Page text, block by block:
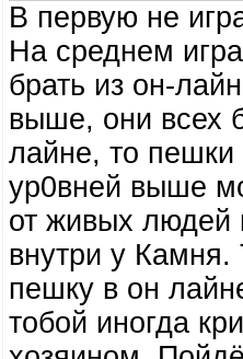
В первую не
На среднем
брать из он-
выше, они всех
лайне, то
ур0вней выше
от живых людей
внутри у Камня.
пешку в он
тобой иногда